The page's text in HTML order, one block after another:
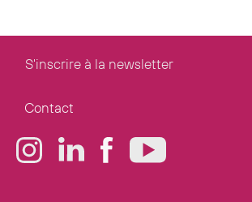
S'inscrire à la newsletter
Contact